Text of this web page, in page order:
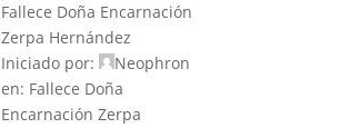
Fallece Doña Encarnación
Zerpa Hernández
Iniciado por:
Neophron
en: Fallece Doña
Encarnación Zerpa